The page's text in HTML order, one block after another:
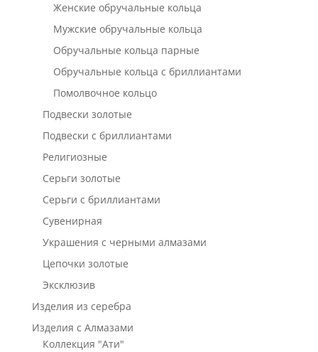
Женские обручальные кольца
Мужские обручальные кольца
Обручальные кольца парные
Обручальные кольца с бриллиантами
Помолвочное кольцо
Подвески золотые
Подвески с бриллиантами
Религиозные
Серьги золотые
Серьги с бриллиантами
Сувенирная
Украшения с черными алмазами
Цепочки золотые
Эксклюзив
Изделия из серебра
Изделия с Алмазами
Коллекция "Ати"